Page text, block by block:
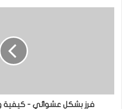
فرز بشكل عشوائي - كيفية